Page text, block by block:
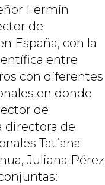
Fermín
de
España, con la
entre
con diferentes
en donde
de
directora de
Tatiana
Juliana Pérez